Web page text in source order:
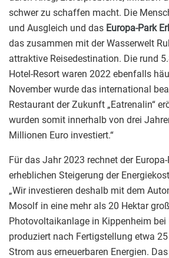
schwer zu schaffen macht. Die
und Ausgleich und das Europa-Park
das zusammen mit der Wasserwelt
attraktive Reisedestination. Die rund
Hotel-Resort waren 2022 ebenfalls
November wurde das international
Restaurant der Zukunft „Eatrenalin“
wurden somit innerhalb von drei
Millionen Euro investiert.“
Für das Jahr 2023 rechnet der
erheblichen Steigerung der
„Wir investieren deshalb mit dem
Mosolf in eine mehr als 20 Hektar
Photovoltaikanlage in Kippenheim bei
produziert nach Fertigstellung etwa
Strom aus erneuerbaren Energien.